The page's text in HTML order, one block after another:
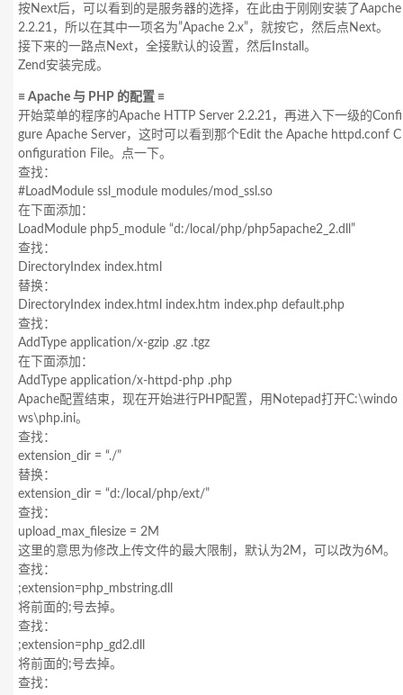
按Next后，可以看到的是服务器的选择，在此由于刚刚安装了Aapche
2.2.21，所以在其中一项名为”Apache 2.x”，就按它，然后点Next。
接下来的一路点Next，全接默认的设置，然后Install。
Zend安装完成。
≡ Apache 与 PHP 的配置 ≡
开始菜单的程序的Apache HTTP Server 2.2.21，再进入下一级的Confi
gure Apache Server，这时可以看到那个Edit the Apache httpd.conf C
onfiguration File。点一下。
查找：
#LoadModule ssl_module modules/mod_ssl.so
在下面添加：
LoadModule php5_module “d:/local/php/php5apache2_2.dll”
查找：
DirectoryIndex index.html
替换：
DirectoryIndex index.html index.htm index.php default.php
查找：
AddType application/x-gzip .gz .tgz
在下面添加：
AddType application/x-httpd-php .php
Apache配置结束，现在开始进行PHP配置，用Notepad打开C:\windo
ws\php.ini。
查找：
extension_dir = “./”
替换：
extension_dir = “d:/local/php/ext/”
查找：
upload_max_filesize = 2M
这里的意思为修改上传文件的最大限制，默认为2M，可以改为6M。
查找：
;extension=php_mbstring.dll
将前面的;号去掉。
查找：
;extension=php_gd2.dll
将前面的;号去掉。
查找：